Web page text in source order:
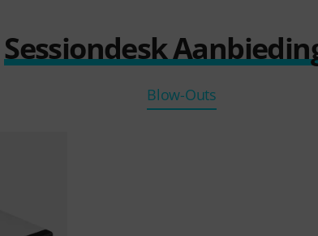
Sessiondesk
Blow-Outs